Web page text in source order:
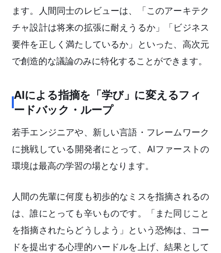
ます。人間同士のレビューは、「このアーキテク
チャ設計は将来の拡張に耐えうるか」「ビジネス
要件を正しく満たしているか」といった、高次元
で創造的な議論のみに特化することができます。
AIによる指摘を「学び」に変えるフィ
ードバック・ループ
若手エンジニアや、新しい言語・フレームワーク
に挑戦している開発者にとって、AIファーストの
環境は最高の学習の場となります。
人間の先輩に何度も初歩的なミスを指摘されるの
は、誰にとっても辛いものです。「また同じこと
を指摘されたらどうしよう」という恐怖は、コー
ドを提出する心理的ハードルを上げ、結果として